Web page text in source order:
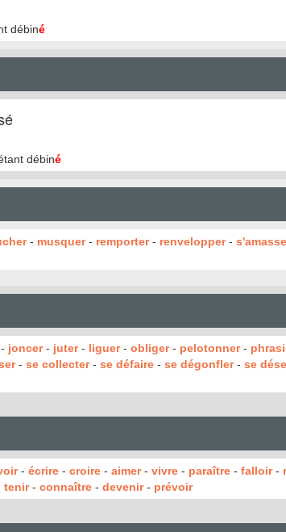
débiné
débiné
- musquer- remporter- renvelopper-
joncer- juter- liguer- obliger- pelotonner-
- se collecter- se défaire - se dégonfler- se
- écrire - croire - aimer- vivre - paraître - falloir-
tenir- connaître - devenir- prévoir